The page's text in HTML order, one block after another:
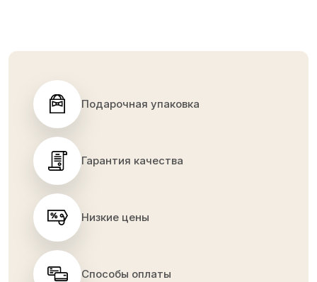
Подарочная упаковка
Гарантия качества
Низкие цены
Способы оплаты